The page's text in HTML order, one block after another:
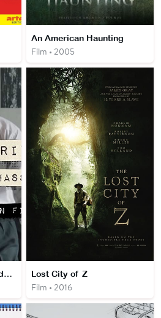
An American Haunting
Film • 2005
Fritz Bauer, le chasseur de nazis Lost City of Z
Film • 2016